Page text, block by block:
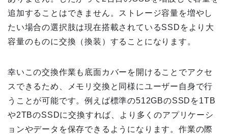
追加することはできません。ストレージ容量を増やし
たい場合の選択肢は現在搭載されているSSDをより大
容量のものに交換（換装）することになります。
幸いこの交換作業も底面カバーを開けることでアクセ
スできるため、メモリ交換と同様にユーザー自身で行
うことが可能です。例えば標準の512GBのSSDを1TB
や2TBのSSDに交換すれば、より多くのアプリケーシ
ョンやデータを保存できるようになります。作業の際